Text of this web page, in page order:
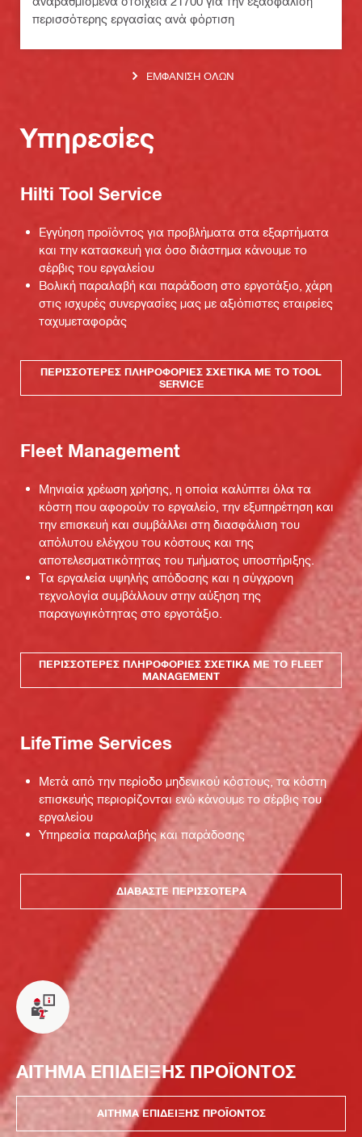
περισσότερης εργασίας ανά φόρτιση
ΕΜΦΆΝΙΣΗ ΌΛΩΝ
Υπηρεσίες
Hilti Tool Service
Εγγύηση προϊόντος για προβλήματα στα εξαρτήματα
και την κατασκευή για όσο διάστημα κάνουμε το
σέρβις του εργαλείου
Βολική παραλαβή και παράδοση στο εργοτάξιο, χάρη
στις ισχυρές συνεργασίες μας με αξιόπιστες εταιρείες
ταχυμεταφοράς
ΠΕΡΙΣΣΌΤΕΡΕΣ ΠΛΗΡΟΦΟΡΊΕΣ ΣΧΕΤΙΚΆ ΜΕ ΤΟ TOOL
SERVICE
Fleet Management
Μηνιαία χρέωση χρήσης, η οποία καλύπτει όλα τα
κόστη που αφορούν το εργαλείο, την εξυπηρέτηση και
την επισκευή και συμβάλλει στη διασφάλιση του
απόλυτου ελέγχου του κόστους και της
αποτελεσματικότητας του τμήματος υποστήριξης.
Τα εργαλεία υψηλής απόδοσης και η σύγχρονη
τεχνολογία συμβάλλουν στην αύξηση της
παραγωγικότητας στο εργοτάξιο.
ΠΕΡΙΣΣΌΤΕΡΕΣ ΠΛΗΡΟΦΟΡΊΕΣ ΣΧΕΤΙΚΆ ΜΕ ΤΟ FLEET
MANAGEMENT
LifeTime Services
Μετά από την περίοδο μηδενικού κόστους, τα κόστη
επισκευής περιορίζονται ενώ κάνουμε το σέρβις του
εργαλείου
Υπηρεσία παραλαβής και παράδοσης
ΔΙΑΒΆΣΤΕ ΠΕΡΙΣΣΌΤΕΡΑ
ΑΙΤΗΜΑ ΕΠΙΔΕΙΞΗΣ ΠΡΟΪΟΝΤΟΣ
ΑΙΤΗΜΑ ΕΠΙΔΕΙΞΗΣ ΠΡΟΪΟΝΤΟΣ